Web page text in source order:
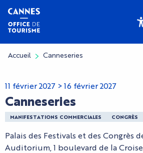
Aller
contenu
principal
Accueil Canneseries
11 février 2027 > 16 février 2027
Canneseries
MANIFESTATIONS COMMERCIALES CONGRÈS
Palais des Festivals et des Congrès
Auditorium, 1 boulevard de la